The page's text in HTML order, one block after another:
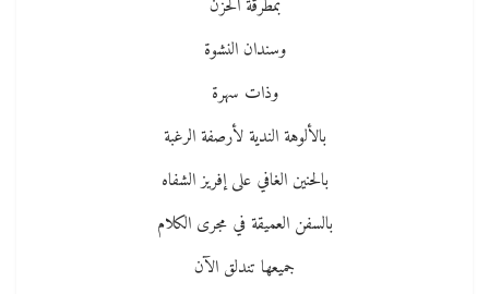
بمطرقة الحزن
وسندان النشوة
وذات سهرة
بالألوهة الندية لأرصفة الرغبة
بالحنين الغافي على إفريز الشفاه
بالسفن العميقة في مجرى الكلام
جميعها تندلق الآن